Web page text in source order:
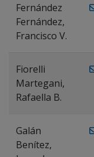
Fernández
Fernández,
Francisco V.
Fiorelli
Martegani,
Rafaella B.
Galán
Benítez,